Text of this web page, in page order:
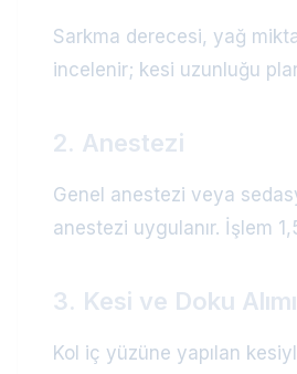
Sarkma derecesi, yağ
incelenir; kesi uzunluğu
2. Anestezi
Genel anestezi veya
anestezi uygulanır. İşlem
3. Kesi ve Doku Alımı
Kol iç yüzüne yapılan